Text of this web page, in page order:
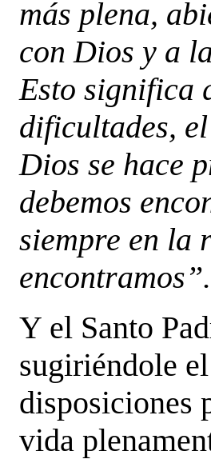
más plena,
con Dios y a
Esto significa
dificultades,
Dios se hace
debemos
siempre en la
encontramos”.
Y el Santo
sugiriéndole
disposiciones
vida